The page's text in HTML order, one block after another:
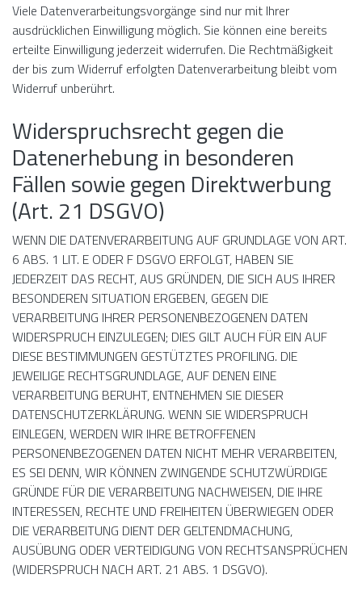
Viele Datenverarbeitungsvorgänge sind nur mit Ihrer
ausdrücklichen Einwilligung möglich. Sie können eine bereits
erteilte Einwilligung jederzeit widerrufen. Die Rechtmäßigkeit
der bis zum Widerruf erfolgten Datenverarbeitung bleibt vom
Widerruf unberührt.
Widerspruchsrecht gegen die
Datenerhebung in besonderen
Fällen sowie gegen Direktwerbung
(Art. 21 DSGVO)
WENN DIE DATENVERARBEITUNG AUF GRUNDLAGE VON ART.
6 ABS. 1 LIT. E ODER F DSGVO ERFOLGT, HABEN SIE
JEDERZEIT DAS RECHT, AUS GRÜNDEN, DIE SICH AUS IHRER
BESONDEREN SITUATION ERGEBEN, GEGEN DIE
VERARBEITUNG IHRER PERSONENBEZOGENEN DATEN
WIDERSPRUCH EINZULEGEN; DIES GILT AUCH FÜR EIN AUF
DIESE BESTIMMUNGEN GESTÜTZTES PROFILING. DIE
JEWEILIGE RECHTSGRUNDLAGE, AUF DENEN EINE
VERARBEITUNG BERUHT, ENTNEHMEN SIE DIESER
DATENSCHUTZERKLÄRUNG. WENN SIE WIDERSPRUCH
EINLEGEN, WERDEN WIR IHRE BETROFFENEN
PERSONENBEZOGENEN DATEN NICHT MEHR VERARBEITEN,
ES SEI DENN, WIR KÖNNEN ZWINGENDE SCHUTZWÜRDIGE
GRÜNDE FÜR DIE VERARBEITUNG NACHWEISEN, DIE IHRE
INTERESSEN, RECHTE UND FREIHEITEN ÜBERWIEGEN ODER
DIE VERARBEITUNG DIENT DER GELTENDMACHUNG,
AUSÜBUNG ODER VERTEIDIGUNG VON RECHTSANSPRÜCHEN
(WIDERSPRUCH NACH ART. 21 ABS. 1 DSGVO).